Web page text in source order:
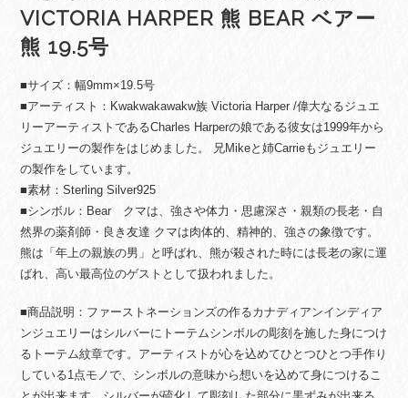
VICTORIA HARPER 熊 BEAR ベアー
熊 19.5号
■サイズ：幅9mm×19.5号
■アーティスト：Kwakwakawakw族 Victoria Harper /偉大なるジュエ
リーアーティストであるCharles Harperの娘である彼女は1999年から
ジュエリーの製作をはじめました。 兄Mikeと姉Carrieもジュエリー
の製作をしています。
■素材：Sterling Silver925
■シンボル：Bear クマは、強さや体力・思慮深さ・親類の長老・自
然界の薬剤師・良き友達 クマは肉体的、精神的、強さの象徴です。
熊は「年上の親族の男」と呼ばれ、熊が殺された時には長老の家に運
ばれ、高い最高位のゲストとして扱われました。
■商品説明：ファーストネーションズの作るカナディアンインディア
ンジュエリーはシルバーにトーテムシンボルの彫刻を施した身につけ
るトーテム紋章です。アーティストが心を込めてひとつひとつ手作り
している1点モノで、シンボルの意味から想いを込めて身につけるこ